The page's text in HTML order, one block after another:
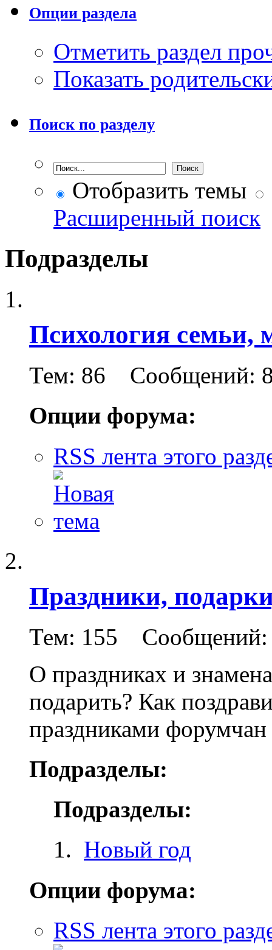
Опции раздела
Отметить раздел
Показать
Поиск по разделу
Отобразить темы
Расширенный поиск
Подразделы
Психология
Тем: 86 Сообщений:
Опции форума:
RSS лента этого
Праздники,
Тем: 155 Сообщений:
О праздниках и
подарить? Как
праздниками
Подразделы:
Подразделы:
Новый год
Опции форума:
RSS лента этого